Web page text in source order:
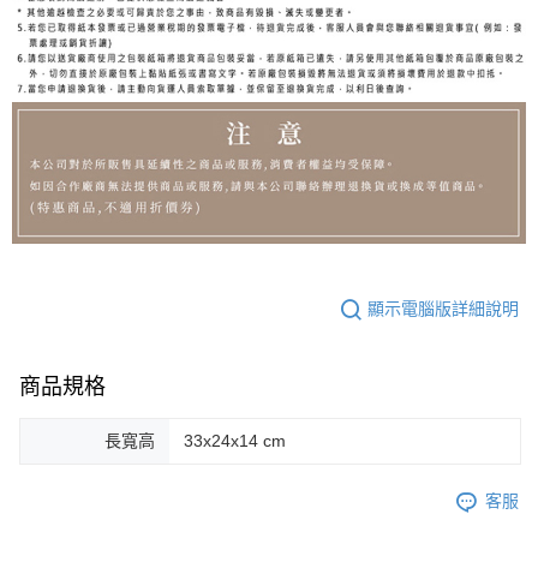
顯示電腦版詳細說明
商品規格
長寬高 33x24x14 cm
客服